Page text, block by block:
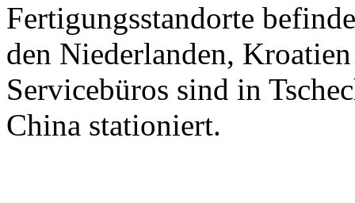
Fertigungsstandorte
den Niederlanden,
Servicebüros sind in
China stationiert.